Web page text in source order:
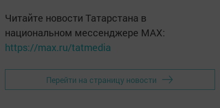
Читайте новости Татарстана в
национальном мессенджере MАХ:
https://max.ru/tatmedia
Перейти на страницу новости